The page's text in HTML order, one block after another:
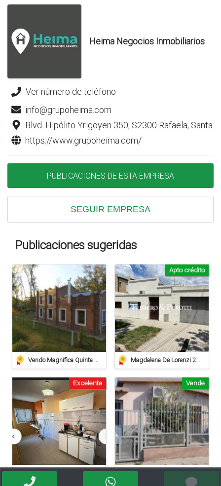
Heima Negocios Inmobiliarios
Ver número de teléfono
info@grupoheima.com
Blvd. Hipólito Yrigoyen 350, S2300 Rafaela, Santa
https://www.grupoheima.com/
PUBLICACIONES DE ESTA EMPRESA
SEGUIR EMPRESA
Publicaciones sugeridas
Vendo Magnifica Quinta De Grandes Dimensiones. - Zona Estación Saguier Magdalena De Lorenzi 223 - Venta
Apto crédito
Se Vende Casa En Pilar (apta Crédito Hipotecario)
Excelente
Vendo Casa - Ciudad De Sunchales
Vende